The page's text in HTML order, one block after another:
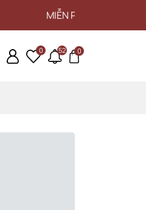
PHÍ VẬN CHUYỂN CHO ĐƠN
0 52 0